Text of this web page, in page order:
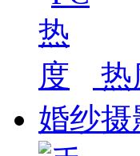
热
婚纱摄